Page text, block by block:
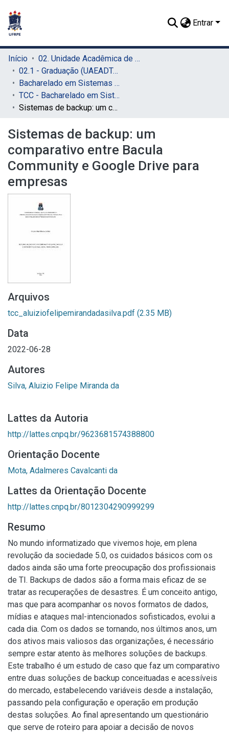
Entrar
Início
02. Unidade Acadêmica de Educação a Distância e Tecnologia (UAEADTec)
02.1 - Graduação (UAEADTec)
Bacharelado em Sistemas de Informação (UAEADTec)
TCC - Bacharelado em Sistemas da Informação (UAEADTec)
Sistemas de backup: um comparativo entre Bacula Community e Google Drive para empresas
Sistemas de backup: um
comparativo entre Bacula
Community e Google Drive para
empresas
Arquivos
tcc_aluiziofelipemirandadasilva.pdf (2.35 MB)
Data
2022-06-28
Autores
Silva, Aluizio Felipe Miranda da
Lattes da Autoria
http://lattes.cnpq.br/9623681574388800
Orientação Docente
Mota, Adalmeres Cavalcanti da
Lattes da Orientação Docente
http://lattes.cnpq.br/8012304290999299
Resumo
No mundo informatizado que vivemos hoje, em plena
revolução da sociedade 5.0, os cuidados básicos com os
dados ainda são uma forte preocupação dos profissionais
de TI. Backups de dados são a forma mais eficaz de se
tratar as recuperações de desastres. É um conceito antigo,
mas que para acompanhar os novos formatos de dados,
mídias e ataques mal-intencionados sofisticados, evolui a
cada dia. Com os dados se tornando, nos últimos anos, um
dos ativos mais valiosos das organizações, é necessário
sempre estar atento às melhores soluções de backups.
Este trabalho é um estudo de caso que faz um comparativo
entre duas soluções de backup conceituadas e acessíveis
do mercado, estabelecendo variáveis desde a instalação,
passando pela configuração e operação em produção
destas soluções. Ao final apresentando um questionário
que serve de roteiro para apoiar a decisão de novos